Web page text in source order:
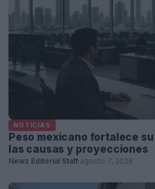
NOTICIAS
Peso mexicano fortalece
las causas y proyecciones
Newz Editorial Staff agosto 7, 2026